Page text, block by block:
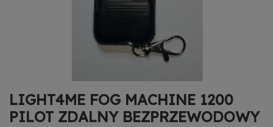
LIGHT4ME FOG MACHINE 1200
PILOT ZDALNY BEZPRZEWODOWY